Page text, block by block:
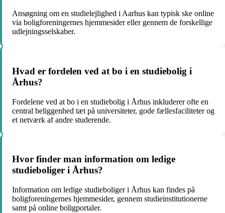
Ansøgning om en studielejlighed i Aarhus kan typisk ske online
via boligforeningernes hjemmesider eller gennem de forskellige
udlejningsselskaber.
Hvad er fordelen ved at bo i en studiebolig i
Århus?
Fordelene ved at bo i en studiebolig i Århus inkluderer ofte en
central beliggenhed tæt på universiteter, gode fællesfaciliteter og
et netværk af andre studerende.
Hvor finder man information om ledige
studieboliger i Århus?
Information om ledige studieboliger i Århus kan findes på
boligforeningernes hjemmesider, gennem studieinstitutionerne
samt på online boligportaler.